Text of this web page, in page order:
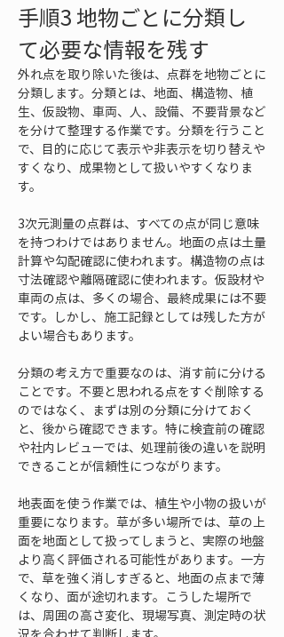
手順3 地物ごとに分類し
て必要な情報を残す
外れ点を取り除いた後は、点群を地物ごとに
分類します。分類とは、地面、構造物、植
生、仮設物、車両、人、設備、不要背景など
を分けて整理する作業です。分類を行うこと
で、目的に応じて表示や非表示を切り替えや
すくなり、成果物として扱いやすくなりま
す。
3次元測量の点群は、すべての点が同じ意味
を持つわけではありません。地面の点は土量
計算や勾配確認に使われます。構造物の点は
寸法確認や離隔確認に使われます。仮設材や
車両の点は、多くの場合、最終成果には不要
です。しかし、施工記録としては残した方が
よい場合もあります。
分類の考え方で重要なのは、消す前に分ける
ことです。不要と思われる点をすぐ削除する
のではなく、まずは別の分類に分けておく
と、後から確認できます。特に検査前の確認
や社内レビューでは、処理前後の違いを説明
できることが信頼性につながります。
地表面を使う作業では、植生や小物の扱いが
重要になります。草が多い場所では、草の上
面を地面として扱ってしまうと、実際の地盤
より高く評価される可能性があります。一方
で、草を強く消しすぎると、地面の点まで薄
くなり、面が途切れます。こうした場所で
は、周囲の高さ変化、現場写真、測定時の状
況を合わせて判断します。